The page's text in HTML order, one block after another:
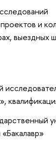
и
выездных